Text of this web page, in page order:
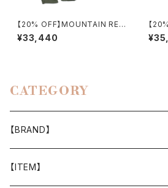
【20% OFF】MOUNTAIN RES
EARCH / PHIL PKT. TROUS
ERS
¥33,440
【
CATEGORY
【BRAND】
山と道
【ITEM】